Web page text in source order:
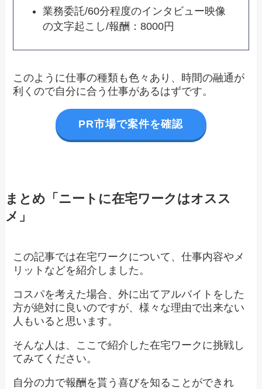
業務委託/60分程度のインタビュー映像
の文字起こし/報酬：8000円
このように仕事の種類も色々あり、時間の融通が
利くので自分に合う仕事があるはずです。
PR市場で案件を確認
まとめ「ニートに在宅ワークはオスス
メ」
この記事では在宅ワークについて、仕事内容やメ
リットなどを紹介しました。
コスパを考えた場合、外に出てアルバイトをした
方が絶対に良いのですが、様々な理由で出来ない
人もいると思います。
そんな人は、ここで紹介した在宅ワークに挑戦し
てみてください。
自分の力で報酬を貰う喜びを知ることができれ